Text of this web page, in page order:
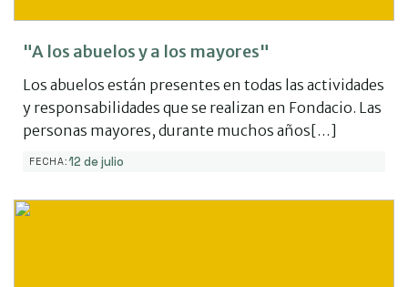
"A los abuelos y a los mayores"
Los abuelos están presentes en todas las actividades
y responsabilidades que se realizan en Fondacio. Las
personas mayores, durante muchos años[…]
FECHA:12 de julio